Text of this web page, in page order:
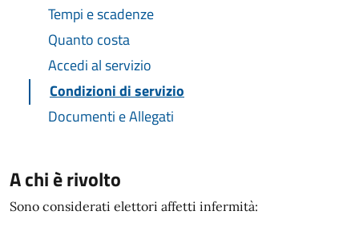
Tempi e scadenze
Quanto costa
Accedi al servizio
Condizioni di servizio
Documenti e Allegati
A chi è rivolto
Sono considerati elettori affetti infermità: